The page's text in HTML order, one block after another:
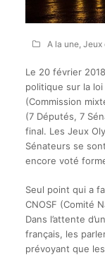
A la une, Jeux
Le 20 février
politique sur la
(Commission
(7 Députés, 7
final. Les Jeux
Sénateurs se
encore voté
Seul point qui a
CNOSF (Comité
Dans l’attente
français, les
prévoyant que